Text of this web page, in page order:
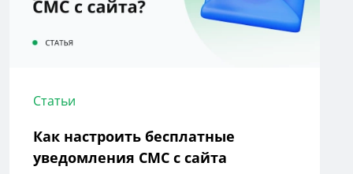
Статьи
Как настроить бесплатные
уведомления СМС с сайта